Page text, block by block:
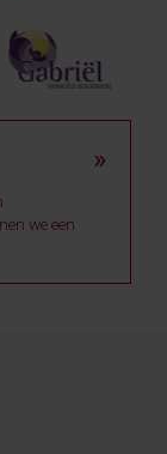
»
we een